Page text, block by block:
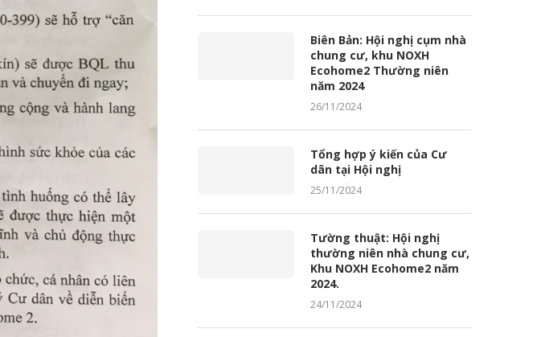
Biên Bản: Hội nghị cụm nhà
chung cư, khu NOXH
Ecohome2 Thường niên
năm 2024
26/11/2024
Tổng hợp ý kiến của Cư
dân tại Hội nghị
25/11/2024
Tường thuật: Hội nghị
thường niên nhà chung cư,
Khu NOXH Ecohome2 năm
2024.
24/11/2024